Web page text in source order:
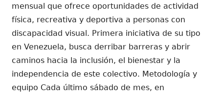
mensual que ofrece oportunidades de actividad
física, recreativa y deportiva a personas con
discapacidad visual. Primera iniciativa de su tipo
en Venezuela, busca derribar barreras y abrir
caminos hacia la inclusión, el bienestar y la
independencia de este colectivo. Metodología y
equipo Cada último sábado de mes, en